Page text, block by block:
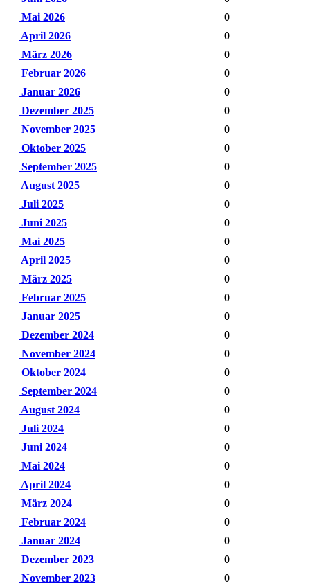
Mai 2026
0
April 2026
0
März 2026
0
Februar 2026
0
Januar 2026
0
Dezember 2025
0
November 2025
0
Oktober 2025
0
September 2025
0
August 2025
0
Juli 2025
0
Juni 2025
0
Mai 2025
0
April 2025
0
März 2025
0
Februar 2025
0
Januar 2025
0
Dezember 2024
0
November 2024
0
Oktober 2024
0
September 2024
0
August 2024
0
Juli 2024
0
Juni 2024
0
Mai 2024
0
April 2024
0
März 2024
0
Februar 2024
0
Januar 2024
0
Dezember 2023
0
November 2023
0